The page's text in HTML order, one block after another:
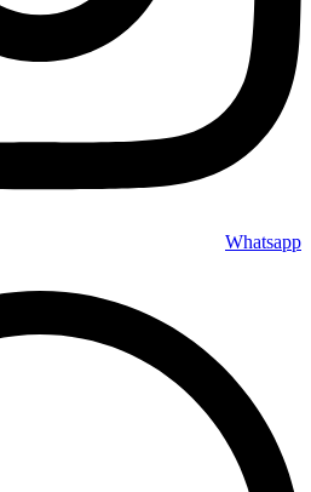
Whatsapp